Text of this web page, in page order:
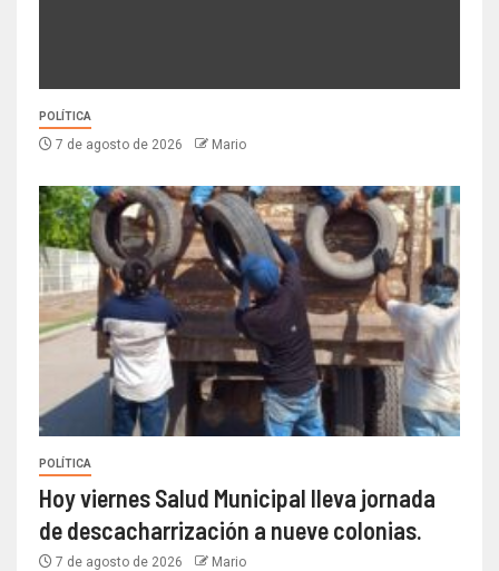
POLÍTICA
7 de agosto de 2026 Mario
POLÍTICA
Hoy viernes Salud Municipal lleva jornada
de descacharrización a nueve colonias.
7 de agosto de 2026 Mario